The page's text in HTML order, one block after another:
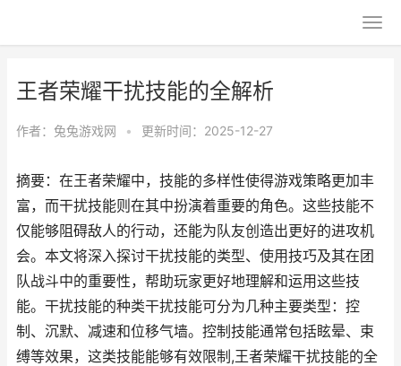
王者荣耀干扰技能的全解析
作者： 兔兔游戏网 • 更新时间：2025-12-27
摘要：在王者荣耀中，技能的多样性使得游戏策略更加丰
富，而干扰技能则在其中扮演着重要的角色。这些技能不
仅能够阻碍敌人的行动，还能为队友创造出更好的进攻机
会。本文将深入探讨干扰技能的类型、使用技巧及其在团
队战斗中的重要性，帮助玩家更好地理解和运用这些技
能。干扰技能的种类干扰技能可分为几种主要类型：控
制、沉默、减速和位移气墙。控制技能通常包括眩晕、束
缚等效果，这类技能能够有效限制,王者荣耀干扰技能的全